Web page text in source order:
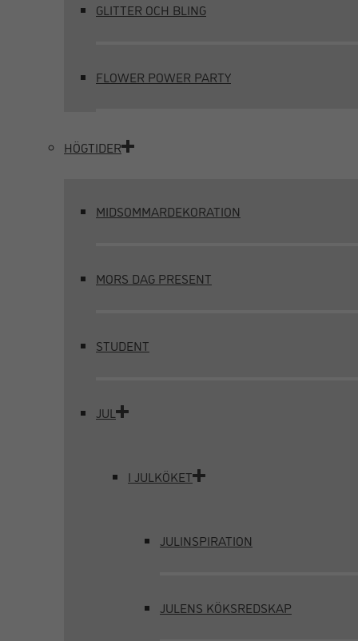
GLITTER OCH BLING
FLOWER POWER PARTY
HÖGTIDER
MIDSOMMARDEKORATION
MORS DAG PRESENT
STUDENT
JUL
I JULKÖKET
JULINSPIRATION
JULENS KÖKSREDSKAP